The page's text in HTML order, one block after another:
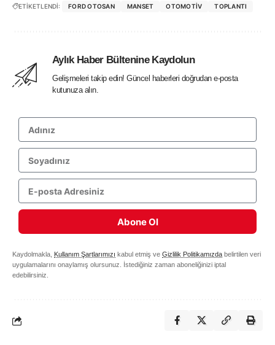
ETİKETLENDİ: FORD OTOSAN MANSET OTOMOTIV TOPLANTI
Aylık Haber Bültenine Kaydolun
Gelişmeleri takip edin! Güncel haberleri doğrudan e-posta
kutunuza alın.
Abone Ol
Kaydolmakla, Kullanım Şartlarımızı kabul etmiş ve Gizlilik Politikamızda belirtilen veri
uygulamalarını onaylamış olursunuz. İstediğiniz zaman aboneliğinizi iptal
edebilirsiniz.